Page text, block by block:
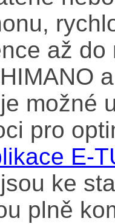
až
možné
pro
E-
jsou ke
plně